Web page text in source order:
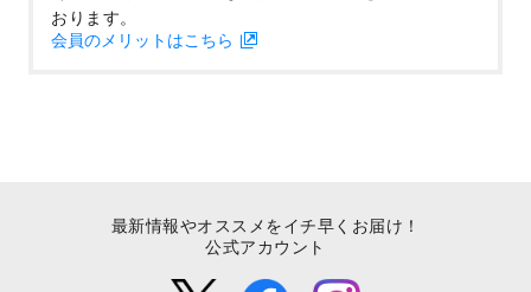
おります。
会員のメリットはこちら
最新情報やオススメをイチ早くお届け！
公式アカウント